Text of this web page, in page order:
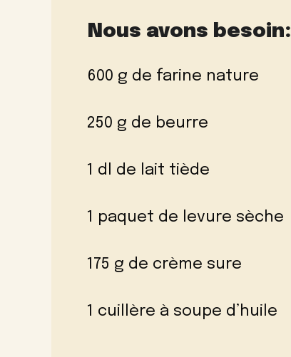
Nous avons besoin:
600 g de farine nature
250 g de beurre
1 dl de lait tiède
1 paquet de levure sèche
175 g de crème sure
1 cuillère à soupe d’huile